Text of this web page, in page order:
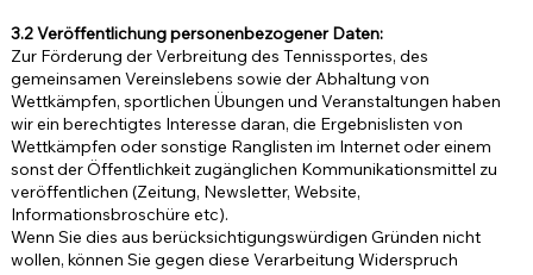
3.2 Veröffentlichung personenbezogener Daten:
Zur Förderung der Verbreitung des Tennissportes, des
gemeinsamen Vereinslebens sowie der Abhaltung von
Wettkämpfen, sportlichen Übungen und Veranstaltungen haben
wir ein berechtigtes Interesse daran, die Ergebnislisten von
Wettkämpfen oder sonstige Ranglisten im Internet oder einem
sonst der Öffentlichkeit zugänglichen Kommunikationsmittel zu
veröffentlichen (Zeitung, Newsletter, Website,
Informationsbroschüre etc).
Wenn Sie dies aus berücksichtigungswürdigen Gründen nicht
wollen, können Sie gegen diese Verarbeitung Widerspruch